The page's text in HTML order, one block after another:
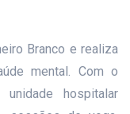
Branco e realiza
mental. Com o
hospitalar